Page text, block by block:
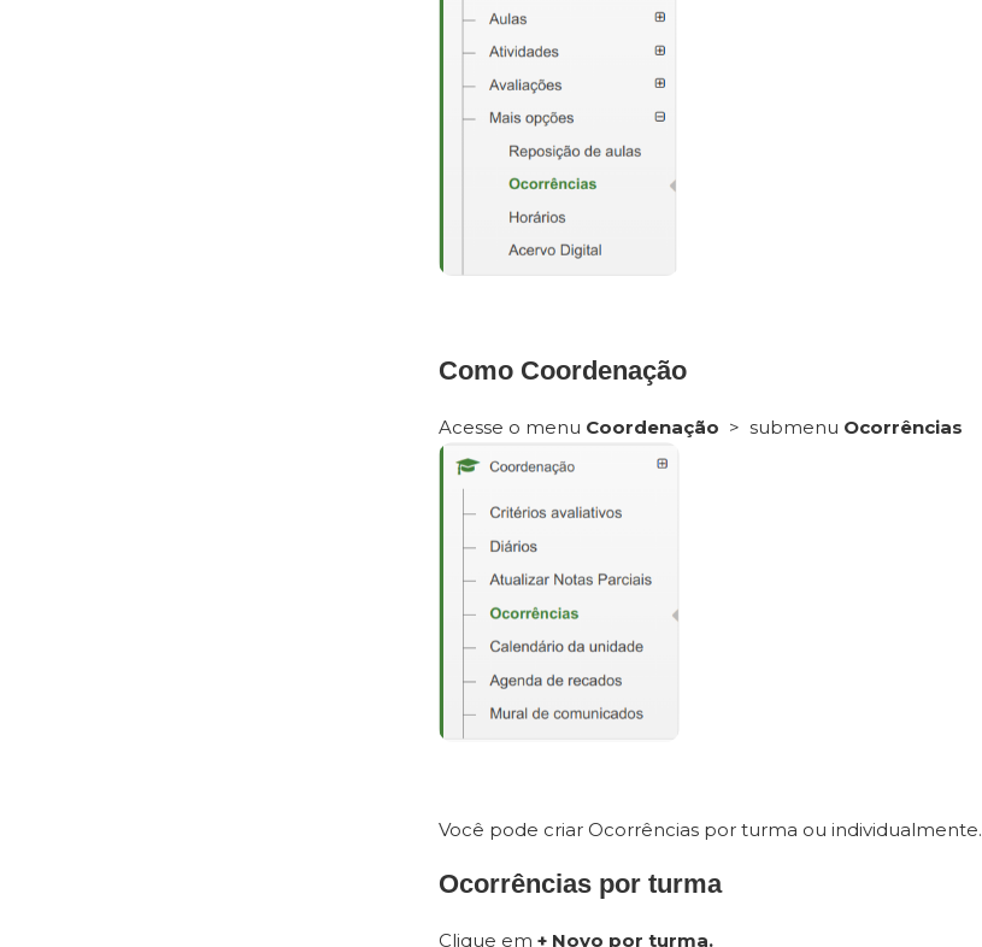
Como Coordenação
Acesse o menu Coordenação > submenu Ocorrências
Você pode criar Ocorrências por turma ou individualmente.
Ocorrências por turma
Clique em + Novo por turma.